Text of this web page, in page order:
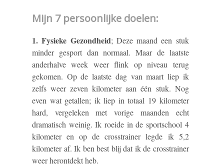
Mijn 7 persoonlijke doelen:
1. Fysieke Gezondheid; Deze maand een stuk
minder gesport dan normaal. Maar de laatste
anderhalve week weer flink op niveau terug
gekomen. Op de laatste dag van maart liep ik
zelfs weer zeven kilometer aan één stuk. Nog
even wat getallen; ik liep in totaal 19 kilometer
hard, vergeleken met vorige maanden echt
dramatisch weinig. Ik roeide in de sportschool 4
kilometer en op de crosstrainer legde ik 5,2
kilometer af. Ik ben best blij dat ik de crosstrainer
weer herontdekt heb.